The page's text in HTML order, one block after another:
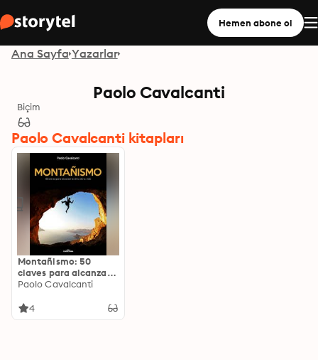
Hemen abone ol
Ana Sayfa Yazarlar
Paolo Cavalcanti
Biçim
Paolo Cavalcanti kitapları
Montañismo: 50
claves para alcanzar
la cima de tu vida
Paolo Cavalcanti
4